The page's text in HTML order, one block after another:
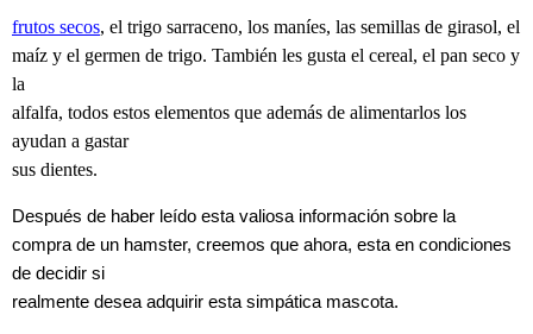
frutos secos, el trigo sarraceno, los maníes, las semillas de girasol, el
maíz y el germen de trigo. También les gusta el cereal, el pan seco y
la
alfalfa, todos estos elementos que además de alimentarlos los
ayudan a gastar
sus dientes.
Después de haber leído esta valiosa información sobre la
compra de un hamster, creemos que ahora, esta en condiciones
de decidir si
realmente desea adquirir esta simpática mascota.